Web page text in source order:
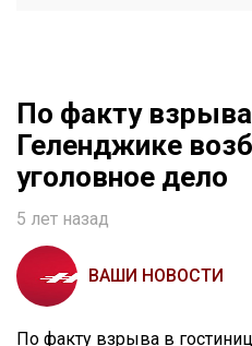
По факту
Геленджике
уголовное дело
5 лет назад
ВАШИ НОВОСТИ
По факту взрыва в